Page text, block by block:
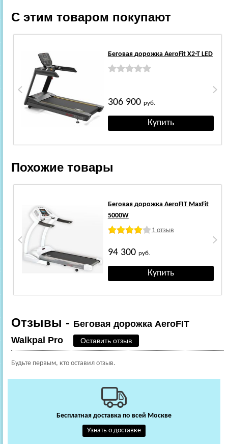
С этим товаром покупают
Беговая дорожка AeroFit X2-T LED
306 900 руб.
Похожие товары
Беговая дорожка AeroFIT MaxFit
5000W
1 отзыв
94 300 руб.
Отзывы - Беговая дорожка AeroFIT
Walkpal Pro
Оставить отзыв
Будьте первым, кто оставил отзыв.
Бесплатная доставка по всей Москве
Узнать о доставке